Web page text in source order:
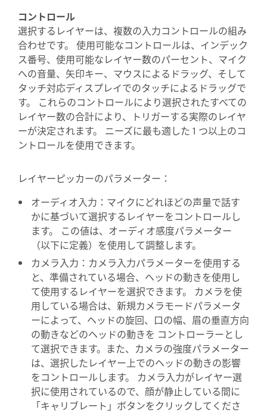
コントロール
選択するレイヤーは、複数の入力コントロールの組み
合わせです。 使用可能なコントロールは、インデック
ス番号、使用可能なレイヤー数のパーセント、マイク
への音量、矢印キー、マウスによるドラッグ、そして
タッチ対応ディスプレイでのタッチによるドラッグで
す。 これらのコントロールにより選択されたすべての
レイヤー数の合計により、トリガーする実際のレイヤ
ーが決定されます。 ニーズに最も適した 1 つ以上のコ
ントロールを使用できます。
レイヤーピッカーのパラメーター：
オーディオ入力：マイクにどれほどの声量で話す
かに基づいて選択するレイヤーをコントロールし
ます。 この値は、オーディオ感度パラメーター
（以下に定義）を使用して調整します。
カメラ入力：カメラ入力パラメーターを使用する
と、準備されている場合、ヘッドの動きを使用し
て使用するレイヤーを選択できます。 カメラを使
用している場合は、新規カメラモードパラメータ
ーによって、ヘッドの旋回、口の幅、眉の垂直方向
の動きなどのヘッドの動きを コントローラーとし
て選択できます。また、カメラの強度パラメーター
は、選択したレイヤー上でのヘッドの動きの影響
をコントロールします。 カメラ入力がレイヤー選
択に使用されているので、顔が静止している間に
「キャリブレート」ボタンをクリックしてくださ